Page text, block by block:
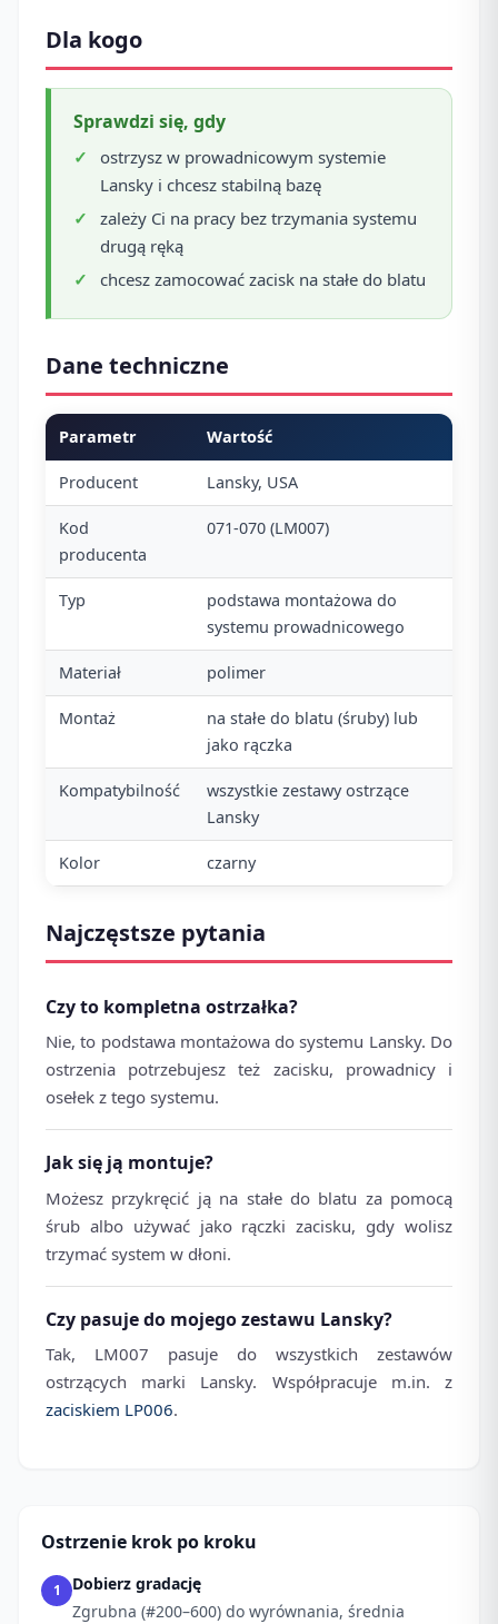
Dla kogo
Sprawdzi się, gdy
ostrzysz w prowadnicowym systemie
Lansky i chcesz stabilną bazę
zależy Ci na pracy bez trzymania systemu
drugą ręką
chcesz zamocować zacisk na stałe do blatu
Dane techniczne
Parametr Wartość
Producent Lansky, USA
Kod
producenta
071-070 (LM007)
Typ
podstawa montażowa do
systemu prowadnicowego
Materiał polimer
Montaż
na stałe do blatu (śruby) lub
jako rączka
Kompatybilność
wszystkie zestawy ostrzące
Lansky
Kolor czarny
Najczęstsze pytania
Czy to kompletna ostrzałka?
Nie, to podstawa montażowa do systemu Lansky. Do
ostrzenia potrzebujesz też zacisku, prowadnicy i
osełek z tego systemu.
Jak się ją montuje?
Możesz przykręcić ją na stałe do blatu za pomocą
śrub albo używać jako rączki zacisku, gdy wolisz
trzymać system w dłoni.
Czy pasuje do mojego zestawu Lansky?
Tak, LM007 pasuje do wszystkich zestawów
ostrzących marki Lansky. Współpracuje m.in. z
zaciskiem LP006.
Ostrzenie krok po kroku
1
Dobierz gradację
Zgrubna (#200–600) do wyrównania, średnia